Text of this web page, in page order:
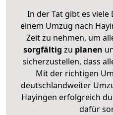
In der Tat gibt es viele
einem Umzug nach
Zeit zu nehmen, um
sorgfältig zu planen
sicherzustellen, dass
Mit der richtigen
deutschlandweiter
Hayingen erfolgreich
dafür